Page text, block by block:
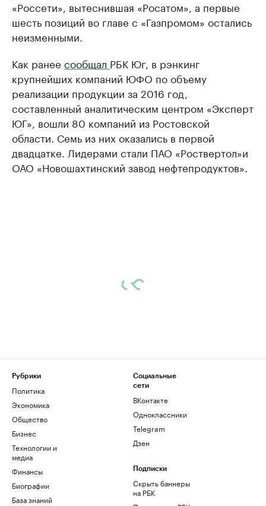
«Россети», вытеснившая «Росатом», а первые
шесть позиций во главе с «Газпромом» остались
неизменными.
Как ранее сообщал РБК Юг, в рэнкинг
крупнейших компаний ЮФО по объему
реализации продукции за 2016 год,
составленный аналитическим центром «Эксперт
ЮГ», вошли 80 компаний из Ростовской
области. Семь из них оказались в первой
двадцатке. Лидерами стали ПАО «Роствертол»и
ОАО «Новошахтинский завод нефтепродуктов».
Рубрики
Политика
Экономика
Общество
Бизнес
Технологии и
медиа
Финансы
Биографии
База знаний
Социальные
сети
ВКонтакте
Одноклассники
Telegram
Дзен
Подписки
Скрыть баннеры
на РБК